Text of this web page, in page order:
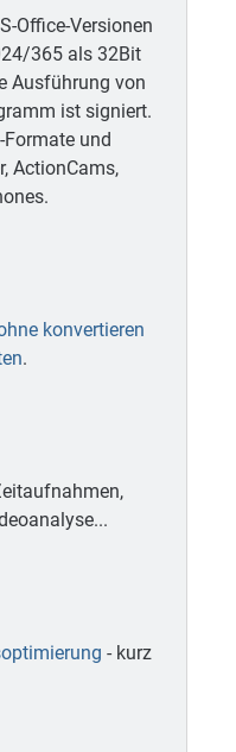
Office-Versionen
365 als 32Bit
Ausführung von
ist signiert.
und
ActionCams,
konvertieren
.
- kurz